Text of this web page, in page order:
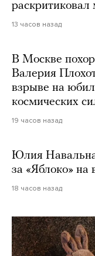
13 часов назад
В Москве
Валерия
взрыве на
космических
19 часов назад
Юлия
за «Яблоко» на
18 часов назад